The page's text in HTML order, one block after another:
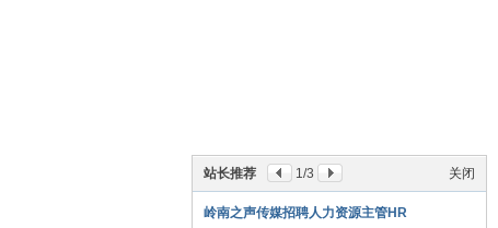
关闭
站长推荐 1/3
岭南之声传媒招聘人力资源主管HR